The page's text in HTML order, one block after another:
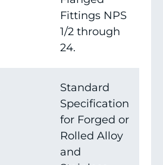
Fittings NPS
1/2 through
24.
Standard
Specification
for Forged or
Rolled Alloy
and